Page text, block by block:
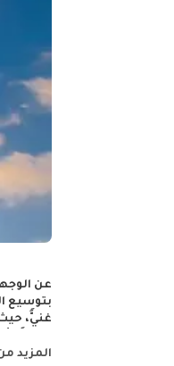
عن
بتوسيع
غنيًّ،
السلام،
المزيد